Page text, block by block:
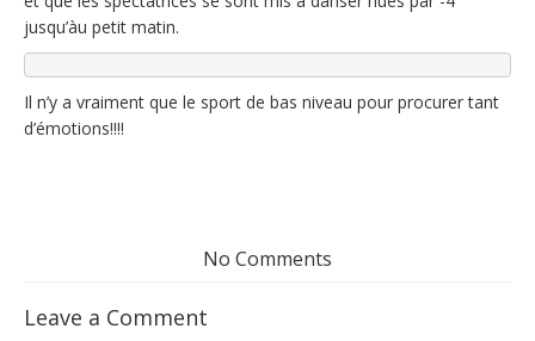
jusqu’àu petit matin.
Il n’y a vraiment que le sport de bas niveau pour procurer tant
d’émotions!!!!
No Comments
Leave a Comment